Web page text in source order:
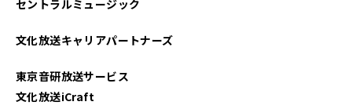
セントラルミュージック
文化放送キャリアパートナーズ
東京音研放送サービス
文化放送iCraft